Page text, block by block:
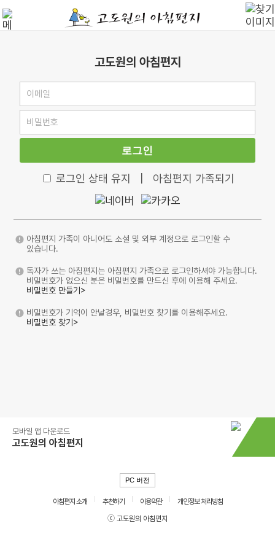
고도원의 아침편지
로그인
로그인 상태 유지 아침편지 가족되기
아침편지 가족이 아니어도 소셜 및 외부 계정으로 로그인할 수
있습니다.
독자가 쓰는 아침편지는 아침편지 가족으로 로그인하셔야 가능합니다.
비밀번호가 없으신 분은 비밀번호를 만드신 후에 이용해 주세요.
비밀번호 만들기>
비밀번호가 기억이 안날경우, 비밀번호 찾기를 이용해주세요.
비밀번호 찾기>
모바일 앱 다운로드
고도원의 아침편지
PC 버전
아침편지 소개 추천하기 이용약관
개인정보 처리방침
ⓒ 고도원의 아침편지